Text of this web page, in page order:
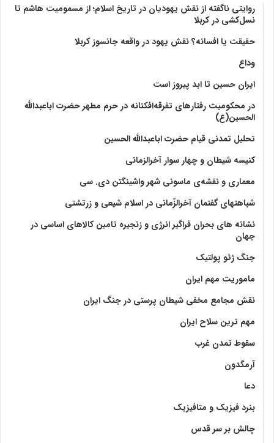
روایتی ناگفته از نقش یهودیان در تاریخ اسلام؛ از مسمومیت هاشم تا
نسل‌کشی در کربلا
حقیقت یا افسانه؟‌ نقش یهود در واقعه جانسوز کربلا
وداع
ایران حسین تا ابد پیروز است
در محکومیت رفتارهای تفرقه‌افکنانه در حرم مطهر حضرت اباعبدالله
الحسین(ع)
تحلیل تمدنی قیام حضرت اباعبدالله الحسین
کنیسه شیطان و چهار سوار آخرالزمانی
معماری و نقشه‌ی ماسونی شهر واشينگتن دی. سی
شباهتهای گفتمان آخر‌الزّمانی در اسلام شیعی و زرتشتی
نشانه های بحران فراگیر انرژی و زنجیره تامین کالاهای اساسی در
جهان
جنگ ژئو پولتیک
ماموریت مهم ایران
نقش مجامع مخفی شیطان پرستی در جنگ ایران
مهم ترین سلاح ایران
سقوط تمدن غرب
آرمگدون
دعا
بنرد فیزیک و متافیزیک
چالش بر سر قدس